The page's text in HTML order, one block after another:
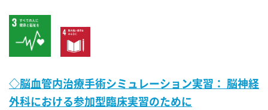
◇脳血管内治療手術シミュレーション実習： 脳神経
外科における参加型臨床実習のために